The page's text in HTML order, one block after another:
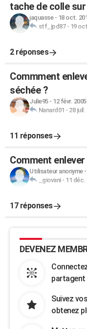
tache de colle
jaquasse- 18 oct.
stf_jpd87- 19
2 réponses
Commment
séchée ?
Julie95- 12 févr.
Nanard01 - 28 juil.
11 réponses
Comment
Utilisateur anonyme-
_giovani- 11 déc.
17 réponses
DEVENEZ
Suivez
obtenez